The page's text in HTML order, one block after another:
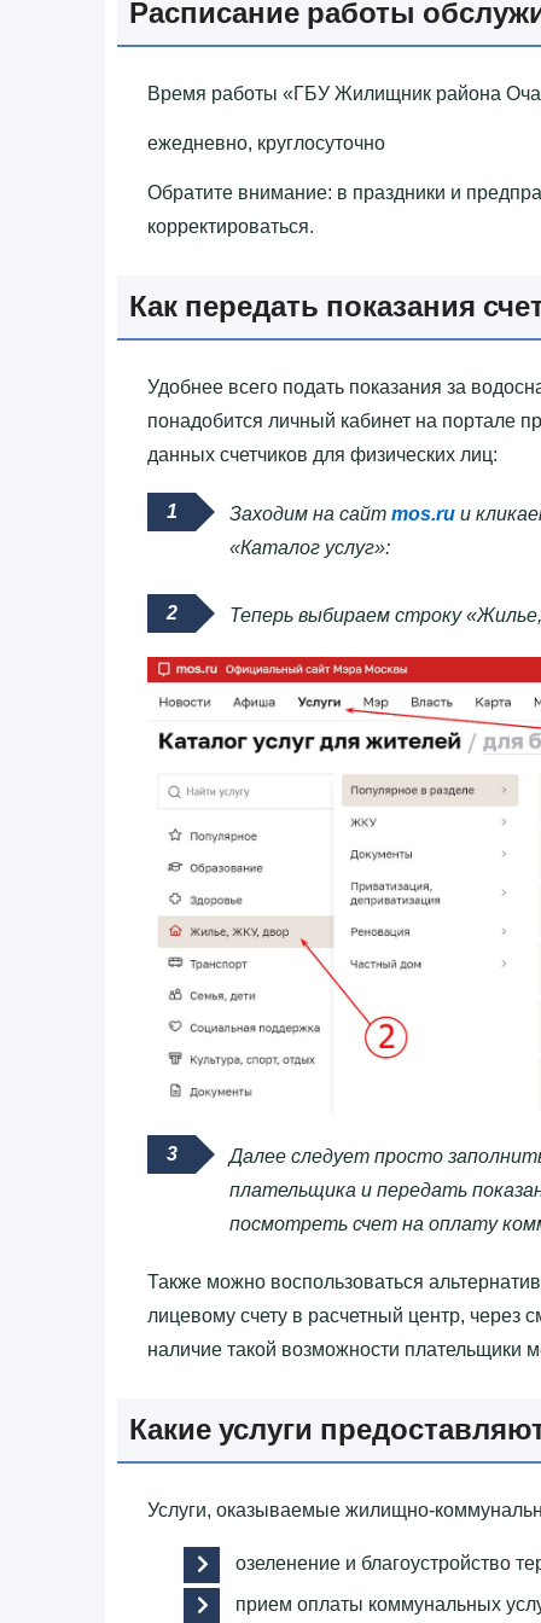
Расписание работы
Время работы «‎ГБУ Жилищник района
ежедневно, круглосуточно
Обратите внимание: в праздники и
корректироваться.
Как передать показания
Удобнее всего подать показания за
понадобится личный кабинет на портале
данных счетчиков для физических лиц:
Заходим на сайт mos.ru и
«Каталог услуг»:
Теперь выбираем строку
Далее следует просто
плательщика и передать
посмотреть счет на оплату
Также можно воспользоваться
лицевому счету в расчетный центр, через
наличие такой возможности
Какие услуги
Услуги, оказываемые жилищно-
озеленение и благоустройство
прием оплаты коммунальных